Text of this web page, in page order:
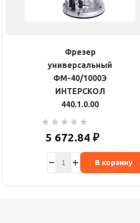
Фрезер
универсальный
ФМ-40/1000Э
ИНТЕРСКОЛ
440.1.0.00
5 672.84 ₽
В корзину